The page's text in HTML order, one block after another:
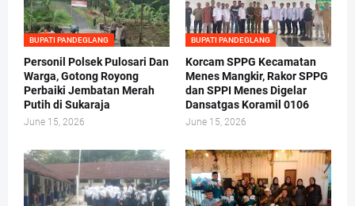
BUPATI PANDEGLANG
Personil Polsek Pulosari Dan
Warga, Gotong Royong
Perbaiki Jembatan Merah
Putih di Sukaraja
June 15, 2026
BUPATI PANDEGLANG
Korcam SPPG Kecamatan
Menes Mangkir, Rakor SPPG
dan SPPI Menes Digelar
Dansatgas Koramil 0106
June 15, 2026